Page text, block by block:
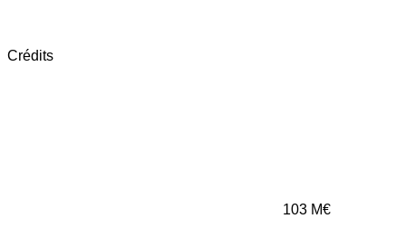
Crédits
103 M€